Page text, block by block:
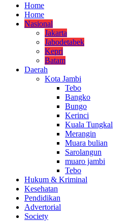
Home
Home
Nasional
Jakarta
Jabodetabek
Kepri
Batam
Daerah
Kota Jambi
Tebo
Bangko
Bungo
Kerinci
Kuala Tungkal
Merangin
Muara bulian
Sarolangun
muaro jambi
Tebo
Hukum & Kriminal
Kesehatan
Pendidikan
Advertorial
Society